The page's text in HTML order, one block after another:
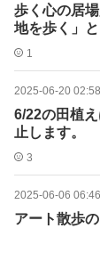
歩く心の居
地を歩く」
す。
1
2025-06-20
6/22の田植
止します。
3
2025-06-06
アート散歩